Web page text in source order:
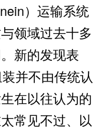
）运输系统
领域过去十多
新的发现表
并不由传统认
在以往认为的
常见不过、以